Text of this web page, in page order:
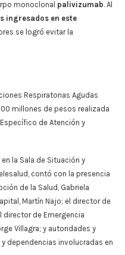
monoclonal palivizumab. Al
ingresados en este
se logró evitar la
Respiratorias Agudas
millones de pesos realizada
de Atención y
la Sala de Situación y
contó con la presencia
de la Salud, Gabriela
Martín Najo; el director de
director de Emergencia
Villagra; y autoridades y
dependencias involucradas en